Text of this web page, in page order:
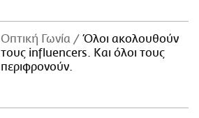
Οπτική Γωνία
Όλοι ακολουθούν
τους influencers. Και όλοι τους
περιφρονούν.